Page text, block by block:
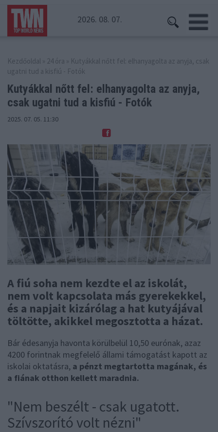
2026. 08. 07.
Kezdőoldal » 24 óra » Kutyákkal nőtt fel: elhanyagolta az anyja, csak
ugatni tud a kisfiú - Fotók
Kutyákkal nőtt fel: elhanyagolta az anyja,
csak ugatni tud a kisfiú - Fotók
2025. 07. 05. 11:30
A fiú soha nem kezdte el az iskolát,
nem volt kapcsolata más gyerekekkel,
és a napjait kizárólag a hat kutyájával
töltötte, akikkel megosztotta a házat.
Bár édesanyja havonta körülbelül 10,50 eurónak, azaz
4200 forintnak megfelelő állami támogatást kapott az
iskolai oktatásra, a pénzt megtartotta magának, és
a fiának otthon kellett maradnia.
"Nem beszélt - csak ugatott.
Szívszorító volt nézni"